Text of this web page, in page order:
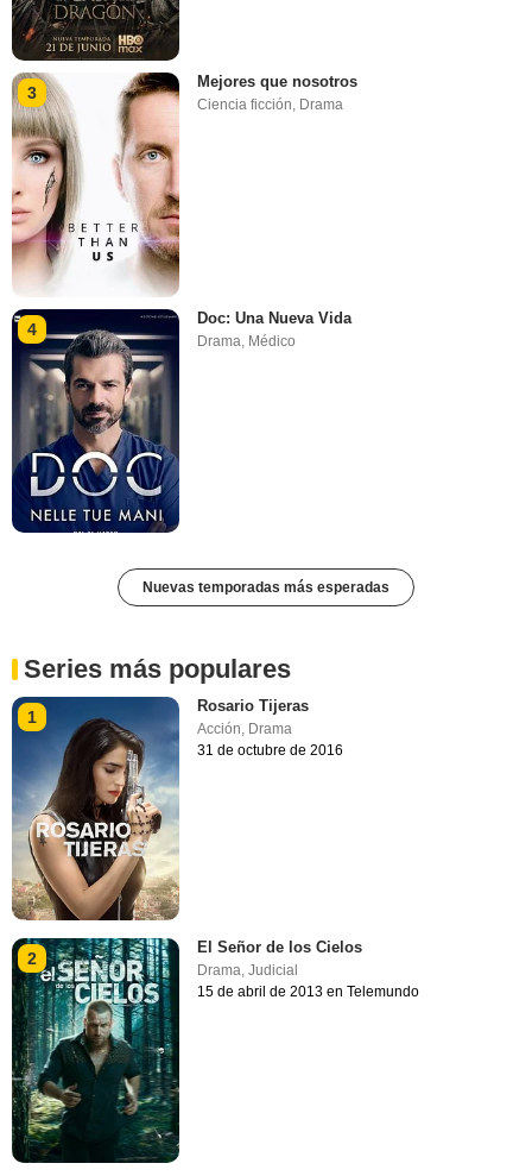
3
Mejores que nosotros
Ciencia ficción, Drama
4
Doc: Una Nueva Vida
Drama Médico
Nuevas temporadas más esperadas
Series más populares
1
Rosario Tijeras
Acción, Drama
31 de octubre de 2016
2
El Señor de los Cielos
Drama,Judicial
15 de abril de 2013 en Telemundo